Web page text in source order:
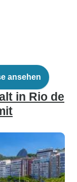
ansehen
in Rio de